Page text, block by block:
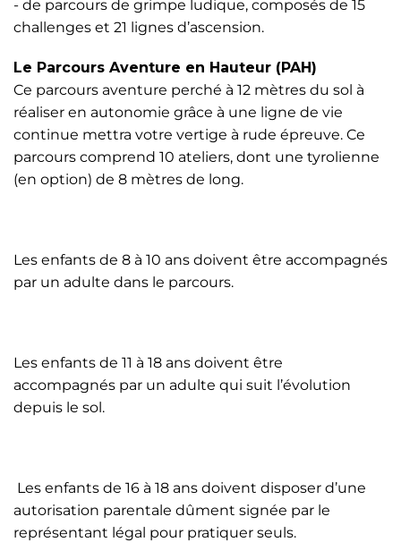
- de parcours de grimpe ludique, composés de 15
challenges et 21 lignes d’ascension.
Le Parcours Aventure en Hauteur (PAH)
Ce parcours aventure perché à 12 mètres du sol à
réaliser en autonomie grâce à une ligne de vie
continue mettra votre vertige à rude épreuve. Ce
parcours comprend 10 ateliers, dont une tyrolienne
(en option) de 8 mètres de long.
Les enfants de 8 à 10 ans doivent être accompagnés
par un adulte dans le parcours.
Les enfants de 11 à 18 ans doivent être
accompagnés par un adulte qui suit l’évolution
depuis le sol.
Les enfants de 16 à 18 ans doivent disposer d’une
autorisation parentale dûment signée par le
représentant légal pour pratiquer seuls.